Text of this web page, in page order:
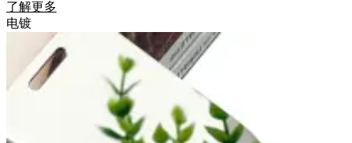
了解更多
电镀